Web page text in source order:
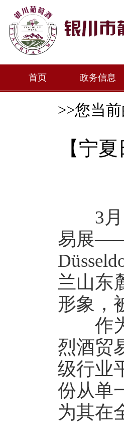
首页 政务信息
>>您当
【宁
3月
易展——
兰山东
形象，
作为
烈酒贸
级行业
份从单
为其在